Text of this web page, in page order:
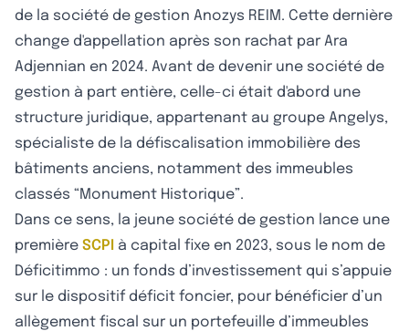
de la société de gestion Anozys REIM. Cette dernière
change d'appellation après son rachat par Ara
Adjennian en 2024. Avant de devenir une société de
gestion à part entière, celle-ci était d'abord une
structure juridique, appartenant au groupe Angelys,
spécialiste de la défiscalisation immobilière des
bâtiments anciens, notamment des immeubles
classés “Monument Historique”.
Dans ce sens, la jeune société de gestion lance une
première SCPI à capital fixe en 2023, sous le nom de
Déficitimmo : un fonds d’investissement qui s’appuie
sur le dispositif déficit foncier, pour bénéficier d’un
allègement fiscal sur un portefeuille d’immeubles